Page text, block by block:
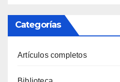
Categorías
Artículos completos